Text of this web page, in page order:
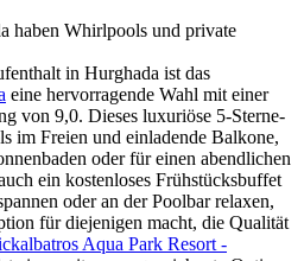
haben Whirlpools und private
in Hurghada ist das
eine hervorragende Wahl mit einer
von 9,0. Dieses luxuriöse 5-Sterne-
im Freien und einladende Balkone,
oder für einen abendlichen
ein kostenloses Frühstücksbuffet
oder an der Poolbar relaxen,
für diejenigen macht, die Qualität
Aqua Park Resort -